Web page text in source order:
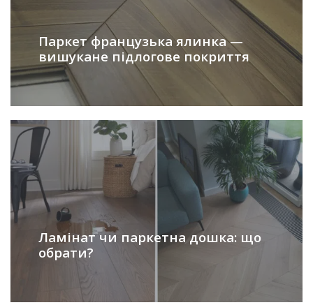
Паркет французька ялинка —
вишукане підлогове покриття
Ламінат чи паркетна дошка: що
обрати?